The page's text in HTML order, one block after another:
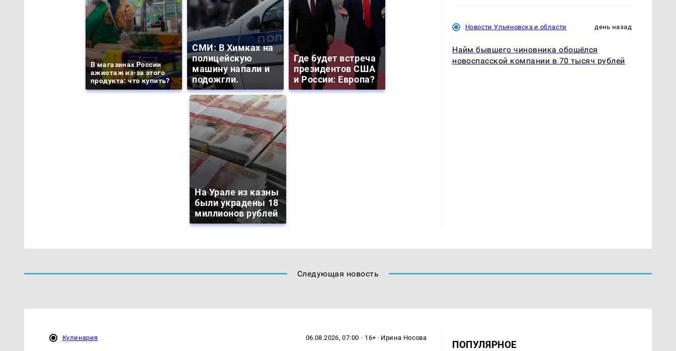
В магазинах России
ажиотаж из-за этого
продукта: что купить?
СМИ: В Химках на
полицейскую
машину напали и
подожгли.
Где будет встреча
президентов США
и России: Европа?
На Урале из казны
были украдены 18
миллионов рублей
Новости Ульяновска и области день назад
Найм бывшего чиновника обошёлся
новоспасской компании в 70 тысяч рублей
Следующая новость
Кулинария 06.08.2026, 07:00 · 16+ · Ирина Носова
ПОПУЛЯРНОЕ